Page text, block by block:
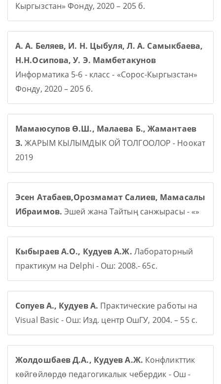
Кыргызстан» Фонду, 2020 – 205 б.
А. А. Беляев, И. Н. Цыбуля, Л. А. Самыкбаева,
Н.Н.Осипова, У. Э. Мамбетакунов
Информатика 5-6 - класс - «Сорос-Кыргызстан»
Фонду, 2020 – 205 б.
Мамаюсупов Ө.Ш., Малаева Б., Жамантаев
З. ЖАРЫМ КЫЛЫМДЫК ОЙ ТОЛГООЛОР - Ноокат
2019
Эсен Атабаев,Орозмамат Салиев, Мамасалы
Ибраимов. Эшей жана Тайтың санжырасы - «»
Кыбыраев А.О., Кудуев А.Ж. Лабораторный
практикум на Delphi - Ош: 2008.- 65с.
Сопуев А., Кудуев А. Практические работы на
Visual Basic - Ош: Изд. центр ОшГУ, 2004. – 55 с.
Жолдошбаев Д.А., Кудуев А.Ж. Конфликттик
көйгөйлөрдө педагогикалык чебердик - Ош -